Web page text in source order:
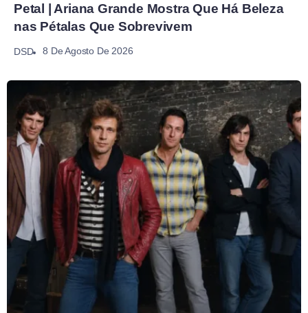
Petal | Ariana Grande Mostra Que Há Beleza
nas Pétalas Que Sobrevivem
DSD 8 De Agosto De 2026